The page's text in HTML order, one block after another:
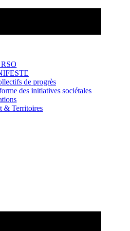
de progrès
des initiatives sociétales
& Territoires